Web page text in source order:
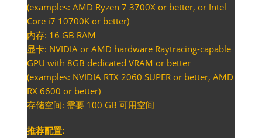
(examples: AMD Ryzen 7 3700X or better, or Intel
Core i7 10700K or better)
内存: 16 GB RAM
显卡: NVIDIA or AMD hardware Raytracing-capable
GPU with 8GB dedicated VRAM or better
(examples: NVIDIA RTX 2060 SUPER or better, AMD
RX 6600 or better)
存储空间: 需要 100 GB 可用空间
推荐配置: